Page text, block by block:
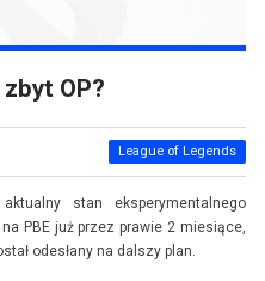
OP?
League of Legends
stan eksperymentalnego
PBE już przez prawie 2 miesiące,
odesłany na dalszy plan.